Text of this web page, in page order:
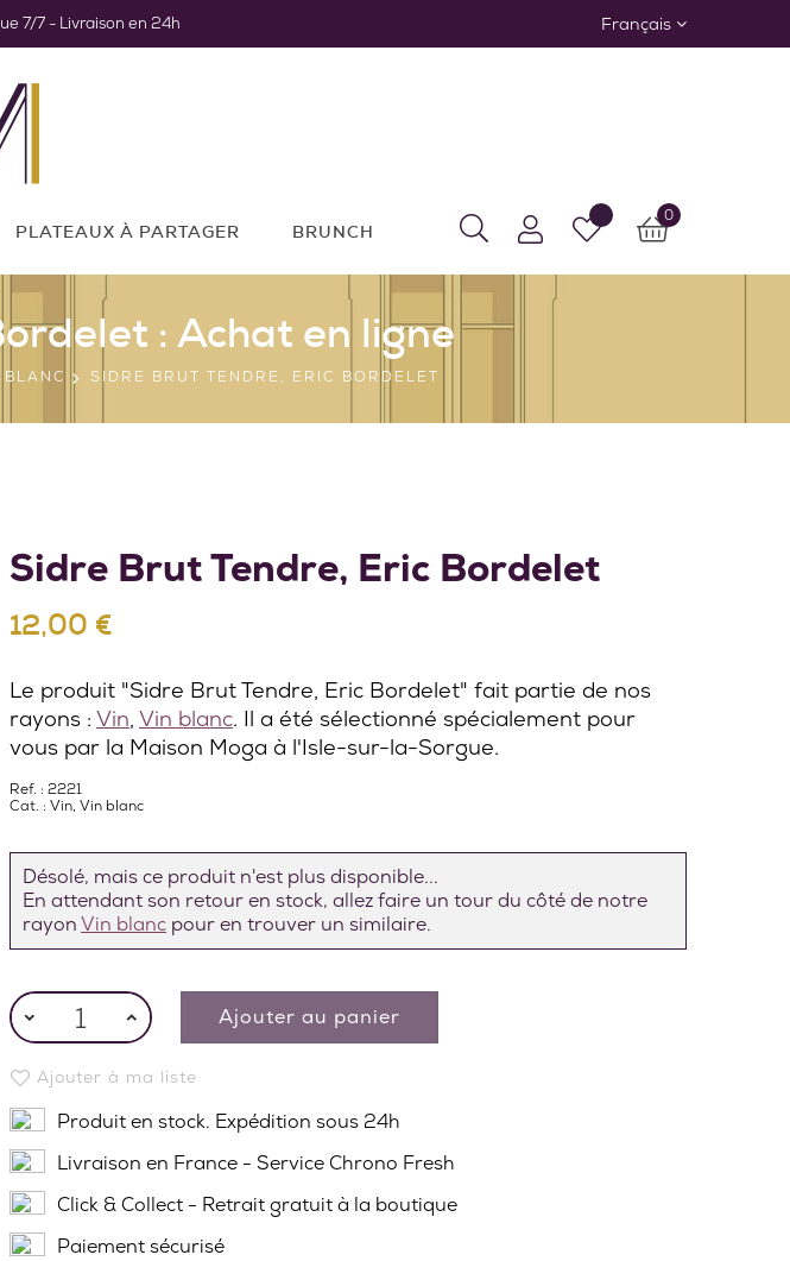
7/7 - Livraison en 24h Français
PLATEAUX À PARTAGER BRUNCH
0
: Achat en ligne
SIDRE BRUT TENDRE, ERIC BORDELET
Sidre Brut Tendre, Eric Bordelet
12,00 €
Le produit "Sidre Brut Tendre, Eric Bordelet" fait partie de nos
rayons : Vin, Vin blanc. Il a été sélectionné spécialement pour
vous par la Maison Moga à l'Isle-sur-la-Sorgue.
Ref. : 2221
Cat. : Vin, Vin blanc
Désolé, mais ce produit n'est plus disponible...
En attendant son retour en stock, allez faire un tour du côté de notre
rayonVin blanc pour en trouver un similaire.
Ajouter au panier
Ajouter à ma liste
Produit en stock. Expédition sous 24h
Livraison en France - Service Chrono Fresh
Click & Collect - Retrait gratuit à la boutique
Paiement sécurisé